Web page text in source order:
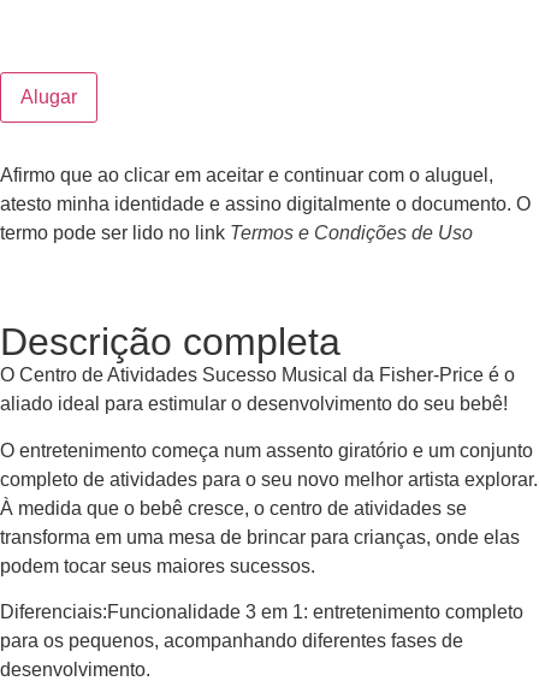
Alugar
Afirmo que ao clicar em aceitar e continuar com o aluguel,
atesto minha identidade e assino digitalmente o documento. O
termo pode ser lido no link Termos e Condições de Uso
Descrição completa
O Centro de Atividades Sucesso Musical da Fisher-Price é o
aliado ideal para estimular o desenvolvimento do seu bebê!
O entretenimento começa num assento giratório e um conjunto
completo de atividades para o seu novo melhor artista explorar.
À medida que o bebê cresce, o centro de atividades se
transforma em uma mesa de brincar para crianças, onde elas
podem tocar seus maiores sucessos.
Diferenciais:Funcionalidade 3 em 1: entretenimento completo
para os pequenos, acompanhando diferentes fases de
desenvolvimento.